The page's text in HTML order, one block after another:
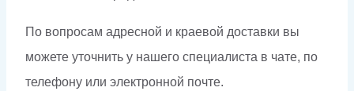
По вопросам адресной и краевой доставки вы
можете уточнить у нашего специалиста в чате, по
телефону или электронной почте.